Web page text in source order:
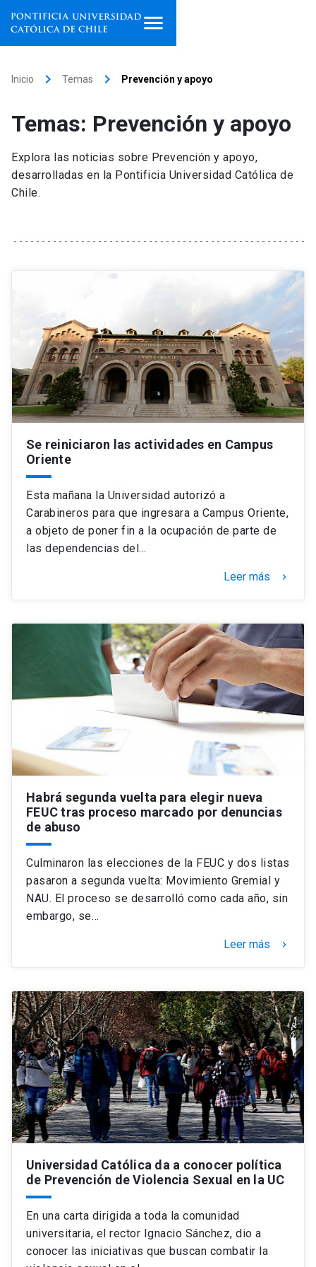
Facultades, escuelas e
institutos
Investigación
Universidad
Información para keyboard_arrow_down
Futuros estudiantes
Académicos
Personal
Alumni launch
Go to english site launch
Admisión launch
Mi Cuenta UC launch
Correo UC launch
Mi Portal UC launch
Inicio keyboard_arrow_right Temas keyboard_arrow_right Prevención y apoyo
Temas: Prevención y apoyo
Explora las noticias sobre Prevención y apoyo,
desarrolladas en la Pontificia Universidad Católica de
Chile.
Se reiniciaron las actividades en Campus
Oriente
Esta mañana la Universidad autorizó a
Carabineros para que ingresara a Campus Oriente,
a objeto de poner fin a la ocupación de parte de
las dependencias del…
Leer más keyboard_arrow_right
Habrá segunda vuelta para elegir nueva
FEUC tras proceso marcado por denuncias
de abuso
Culminaron las elecciones de la FEUC y dos listas
pasaron a segunda vuelta: Movimiento Gremial y
NAU. El proceso se desarrolló como cada año, sin
embargo, se…
Leer más keyboard_arrow_right
Universidad Católica da a conocer política
de Prevención de Violencia Sexual en la UC
En una carta dirigida a toda la comunidad
universitaria, el rector Ignacio Sánchez, dio a
conocer las iniciativas que buscan combatir la